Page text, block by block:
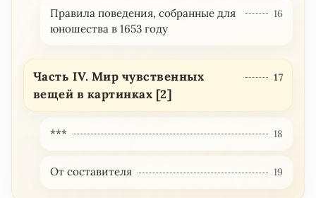
Правила поведения, собранные для
юношества в 1653 году
16
Часть IV. Мир чувственных
вещей в картинках [2]
17
*** 18
От составителя 19